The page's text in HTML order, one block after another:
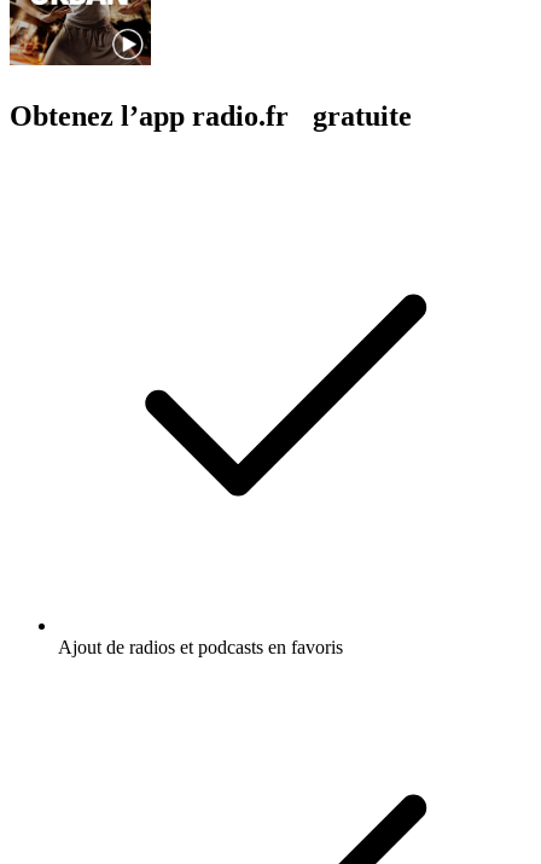
Obtenez l’app radio.fr gratuite
Ajout de radios et podcasts en favoris